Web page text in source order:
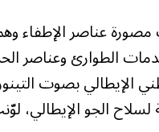
عناصر الإطفاء
الطوارئ وعناصر
الإيطالي بصوت
لسلاح الجو الإيطالي،